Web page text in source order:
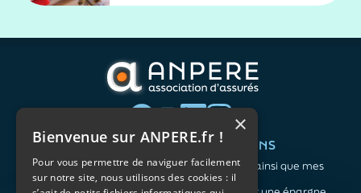
QUI SOMMES-NOUS ?
L'association
Notre organisation
VOS BESOINS
Me protéger ainsi que mes
proches
×
Bienvenue sur ANPERE.fr !
Pour vous permettre de naviguer facilement
sur notre site, nous utilisons des cookies : il